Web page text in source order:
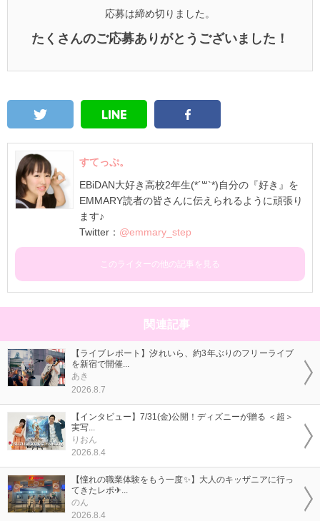
応募は締め切りました。
たくさんのご応募ありがとうございました！
すてっぷ。
EBiDAN大好き高校2年生(*´꒳`*)自分の『好き』を
EMMARY読者の皆さんに伝えられるように頑張り
ます♪
Twitter： @emmary_step
このライターの他の記事を見る
関連記事
【ライブレポート】汐れいら、約3年ぶりのフリーライブ
を新宿で開催...
あき
2026.8.7
【インタビュー】7/31(金)公開！ディズニーが贈る ＜超＞
実写...
りおん
2026.8.4
【憧れの職業体験をもう一度✨】大人のキッザニアに行っ
てきたレポ✈...
のん
2026.8.4